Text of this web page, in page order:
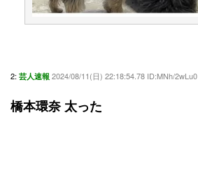
2: 芸人速報 2024/08/11(日) 22:18:54.78 ID:MNh/2wLu0
橋本環奈 太った